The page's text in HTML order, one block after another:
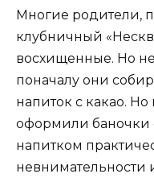
Многие родители,
клубничный
восхищенные. Но
поначалу они
напиток с какао. Но
оформили баночки
напитком
невнимательности